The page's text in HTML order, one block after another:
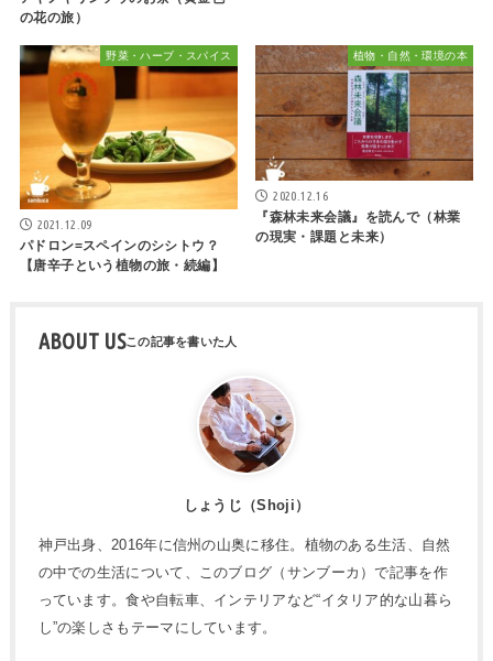
の花の旅）
野菜・ハーブ・スパイス
2021.12.09
パドロン=スペインのシシトウ？
【唐辛子という植物の旅・続編】
植物・自然・環境の本
2020.12.16
『森林未来会議』を読んで（林業
の現実・課題と未来）
ABOUT US
しょうじ（Shoji）
神戸出身、2016年に信州の山奥に移住。植物のある生活、自然
の中での生活について、このブログ（サンブーカ）で記事を作
っています。食や自転車、インテリアなど“イタリア的な山暮ら
し”の楽しさもテーマにしています。